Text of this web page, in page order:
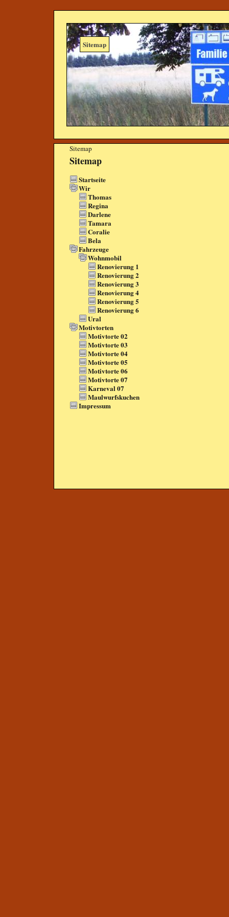
Sitemap
Sitemap
Sitemap
Startseite
Wir
Thomas
Regina
Darlene
Tamara
Coralie
Bela
Fahrzeuge
Wohnmobil
Renovierung 1
Renovierung 2
Renovierung 3
Renovierung 4
Renovierung 5
Renovierung 6
Ural
Motivtorten
Motivtorte 02
Motivtorte 03
Motivtorte 04
Motivtorte 05
Motivtorte 06
Motivtorte 07
Karneval 07
Maulwurfskuchen
Impressum